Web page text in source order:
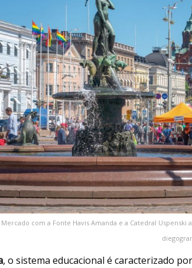
Mercado com a Fonte Havis Amanda e a Catedral
, o sistema educacional é caracterizado